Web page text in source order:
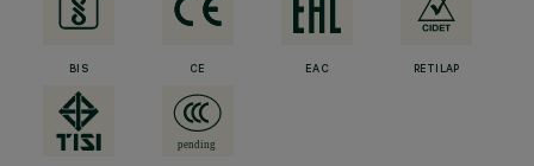
BIS CE EAC RETILAP